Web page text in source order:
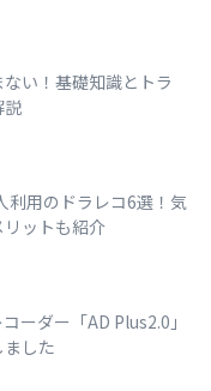
い！基礎知識とトラ
説
利用のドラレコ6選！気
ットも紹介
ーダー「AD Plus2.0」
した